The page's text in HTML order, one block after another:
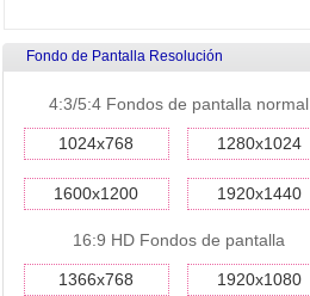
Fondo de Pantalla Resolución
4:3/5:4 Fondos de pantalla normal
1024x768 1280x1024
1600x1200 1920x1440
16:9 HD Fondos de pantalla
1366x768 1920x1080